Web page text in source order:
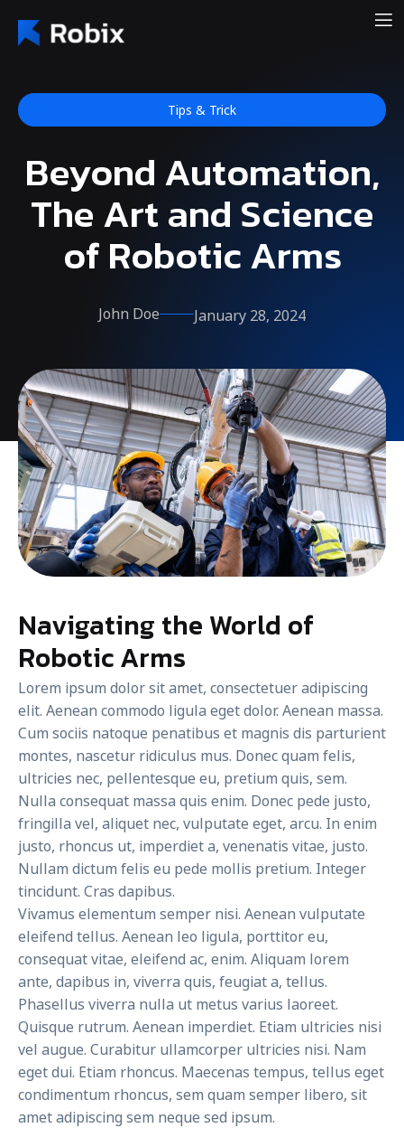
Tips & Trick
Beyond Automation,
The Art and Science
of Robotic Arms
John Doe January 28, 2024
Navigating the World of
Robotic Arms
Lorem ipsum dolor sit amet, consectetuer adipiscing
elit. Aenean commodo ligula eget dolor. Aenean massa.
Cum sociis natoque penatibus et magnis dis parturient
montes, nascetur ridiculus mus. Donec quam felis,
ultricies nec, pellentesque eu, pretium quis, sem.
Nulla consequat massa quis enim. Donec pede justo,
fringilla vel, aliquet nec, vulputate eget, arcu. In enim
justo, rhoncus ut, imperdiet a, venenatis vitae, justo.
Nullam dictum felis eu pede mollis pretium. Integer
tincidunt. Cras dapibus.
Vivamus elementum semper nisi. Aenean vulputate
eleifend tellus. Aenean leo ligula, porttitor eu,
consequat vitae, eleifend ac, enim. Aliquam lorem
ante, dapibus in, viverra quis, feugiat a, tellus.
Phasellus viverra nulla ut metus varius laoreet.
Quisque rutrum. Aenean imperdiet. Etiam ultricies nisi
vel augue. Curabitur ullamcorper ultricies nisi. Nam
eget dui. Etiam rhoncus. Maecenas tempus, tellus eget
condimentum rhoncus, sem quam semper libero, sit
amet adipiscing sem neque sed ipsum.